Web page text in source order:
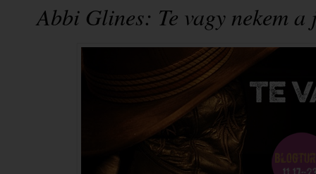
Abbi Glines: Te ​vagy nekem a